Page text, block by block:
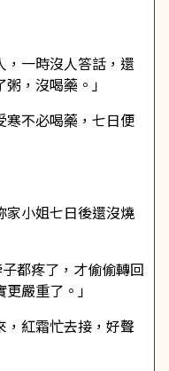
，一時沒人答話，還
，沒喝藥。」
寒不必喝藥，七日便
家小姐七日後還沒燒
都疼了，才偷偷轉回
嚴重了。」
紅霜忙去接，好聲